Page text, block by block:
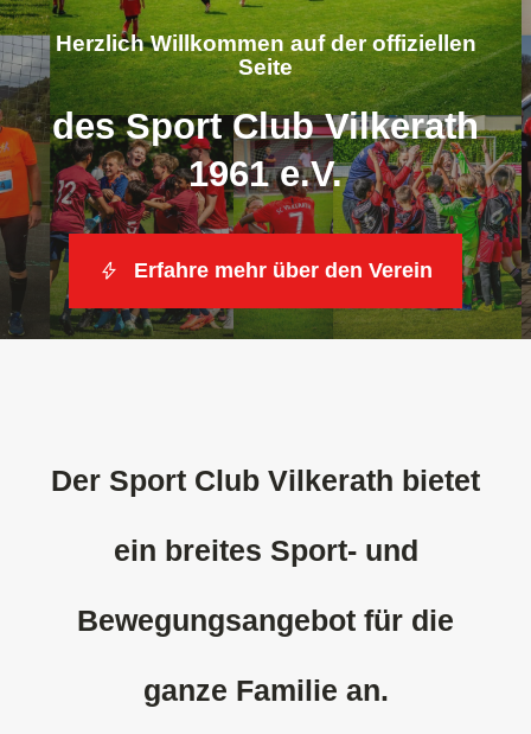
Unsere
Herzlich Willkommen auf der offiziellen
Seite
des Sport Club Vilkerath
1961 e.V.
Erfahre mehr über den Verein
Der Sport Club Vilkerath bietet
ein breites Sport- und
Bewegungsangebot für die
ganze Familie an.